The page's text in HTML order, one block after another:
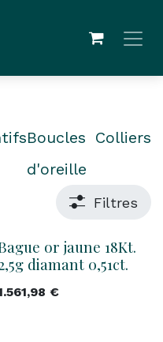
Boucles
d'oreille
Colliers
Filtres
or jaune 18Kt.
diamant 0,51ct.
€